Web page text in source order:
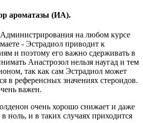
ароматазы (ИА).
на любом курсе
- Эстрадиол приводит к
и поэтому его важно сдерживать в
Анастрозол нельзя наугад и тем
так как сам Эстрадиол может
в референсных значениях стероидов.
важен.
очень хорошо снижает и даже
ноль, и в таких случаях приходится